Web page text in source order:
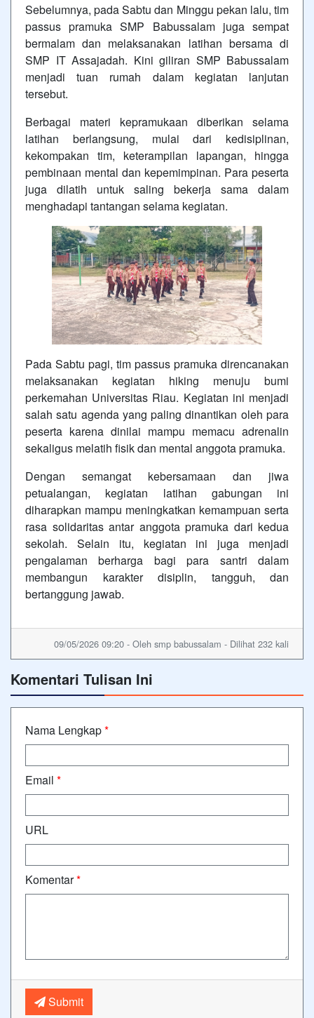
Sebelumnya, pada Sabtu dan Minggu pekan lalu, tim
passus pramuka SMP Babussalam juga sempat
bermalam dan melaksanakan latihan bersama di
SMP IT Assajadah. Kini giliran SMP Babussalam
menjadi tuan rumah dalam kegiatan lanjutan
tersebut.
Berbagai materi kepramukaan diberikan selama
latihan berlangsung, mulai dari kedisiplinan,
kekompakan tim, keterampilan lapangan, hingga
pembinaan mental dan kepemimpinan. Para peserta
juga dilatih untuk saling bekerja sama dalam
menghadapi tantangan selama kegiatan.
Pada Sabtu pagi, tim passus pramuka direncanakan
melaksanakan kegiatan hiking menuju bumi
perkemahan Universitas Riau. Kegiatan ini menjadi
salah satu agenda yang paling dinantikan oleh para
peserta karena dinilai mampu memacu adrenalin
sekaligus melatih fisik dan mental anggota pramuka.
Dengan semangat kebersamaan dan jiwa
petualangan, kegiatan latihan gabungan ini
diharapkan mampu meningkatkan kemampuan serta
rasa solidaritas antar anggota pramuka dari kedua
sekolah. Selain itu, kegiatan ini juga menjadi
pengalaman berharga bagi para santri dalam
membangun karakter disiplin, tangguh, dan
bertanggung jawab.
09/05/2026 09:20 - Oleh smp babussalam - Dilihat 232 kali
Komentari Tulisan Ini
Nama Lengkap*
Email *
URL
Komentar*
Submit